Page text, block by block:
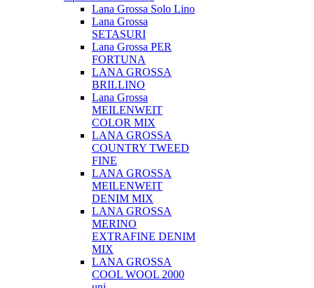
Lana Grossa Solo Lino
Lana Grossa
SETASURI
Lana Grossa PER
FORTUNA
LANA GROSSA
BRILLINO
Lana Grossa
MEILENWEIT
COLOR MIX
LANA GROSSA
COUNTRY TWEED
FINE
LANA GROSSA
MEILENWEIT
DENIM MIX
LANA GROSSA
MERINO
EXTRAFINE DENIM
MIX
LANA GROSSA
COOL WOOL 2000